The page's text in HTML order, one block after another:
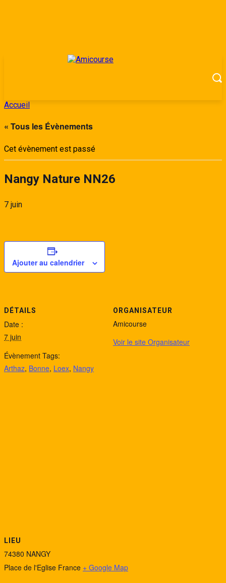
Accueil
« Tous les Évènements
Cet évènement est passé
Nangy Nature NN26
7 juin
Ajouter au calendrier
DÉTAILS
Date :
7 juin
Évènement Tags:
Arthaz, Bonne, Loex, Nangy
ORGANISATEUR
Amicourse
Voir le site Organisateur
LIEU
74380 NANGY
Place de l'Eglise France + Google Map